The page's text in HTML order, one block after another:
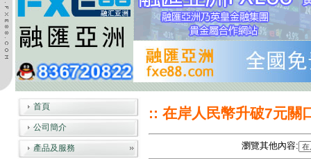
首頁
公司簡介
產品及服務
:: 在岸人民幣升破7元關
瀏覽其他內容: